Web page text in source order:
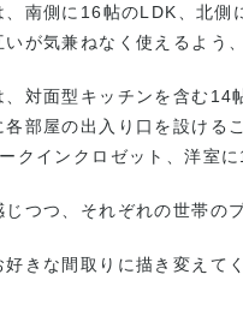
、南側に16帖のLDK、北
が気兼ねなく使えるよう
、対面型キッチンを含む
部屋の出入り口を設ける
クインクロゼット、洋室
つつ、それぞれの世帯の
好きな間取りに描き変えて